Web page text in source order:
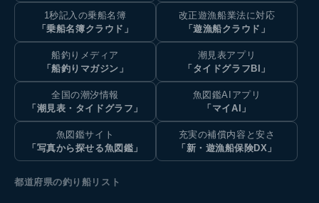
1秒記入の乗船名簿
「乗船名簿クラウド」
改正遊漁船業法に対応
「遊漁船クラウド」
船釣りメディア
「船釣りマガジン」
潮見表アプリ
「タイドグラフBI」
全国の潮汐情報
「潮見表・タイドグラフ」
魚図鑑AIアプリ
「マイAI」
魚図鑑サイト
「写真から探せる魚図鑑」
充実の補償内容と安さ
「新・遊漁船保険DX」
都道府県の釣り船リスト